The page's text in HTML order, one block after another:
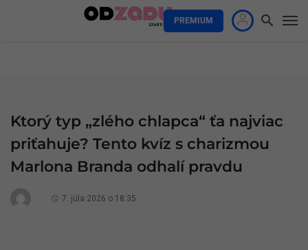
PREMIUM
Ktorý typ „zlého chlapca“ ťa najviac
priťahuje? Tento kvíz s charizmou
Marlona Branda odhalí pravdu
7. júla 2026 o 18:35